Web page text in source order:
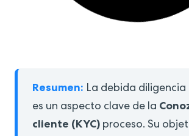
Resumen: La debida diligencia
es un aspecto clave de la
cliente (KYC) proceso. Su